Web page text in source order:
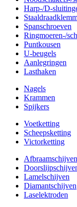
Harp-/D-
Spanschroeven
Ringmoeren-/
Puntkousen
U-beugels
Aanlegringen
Lasthaken
Nagels
Krammen
Spijkers
Voetketting
Scheepsketting
Victorketting
Afbraamschijven
Lamelschijven
Diamantschijven
Laselektroden